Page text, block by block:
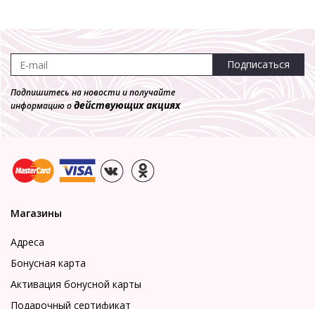
Подписаться
Подпишитесь на новости и получайте
информацию одействующих акциях
Магазины
Адреса
Бонусная карта
Активация бонусной карты
Подарочный сертификат